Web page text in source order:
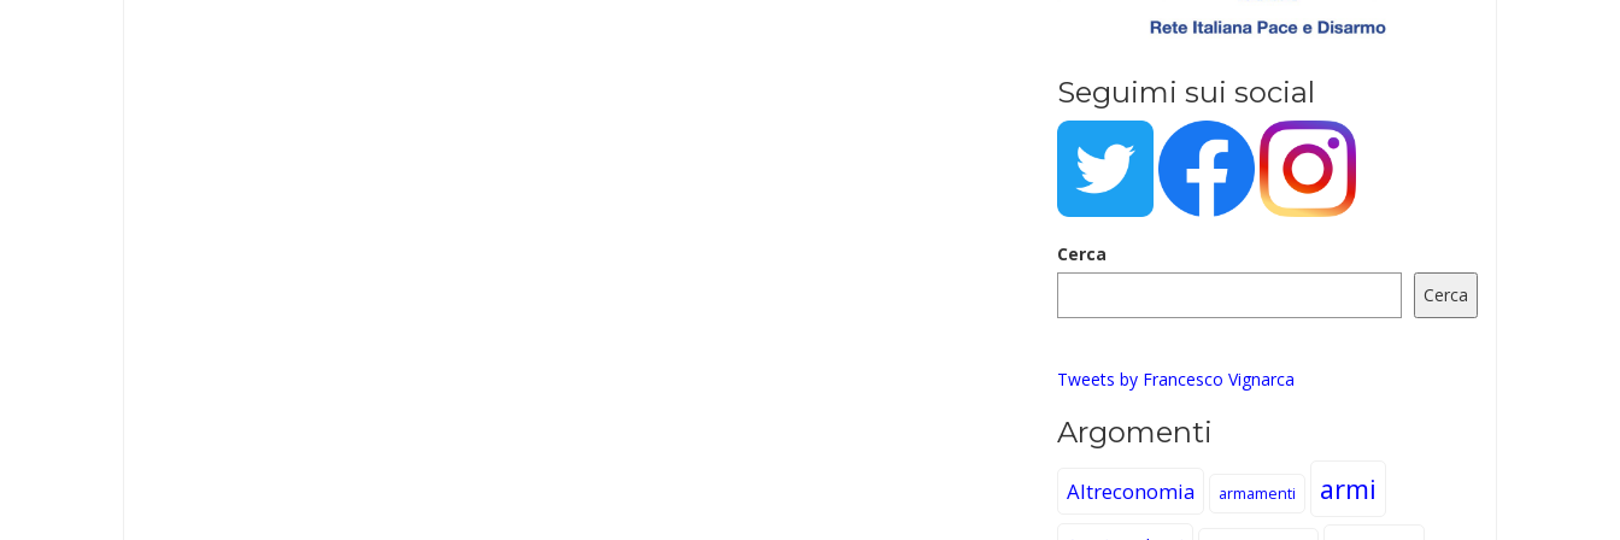
Seguimi sui social
Cerca
Cerca
Tweets by Francesco Vignarca
Argomenti
Altreconomia armamenti armi